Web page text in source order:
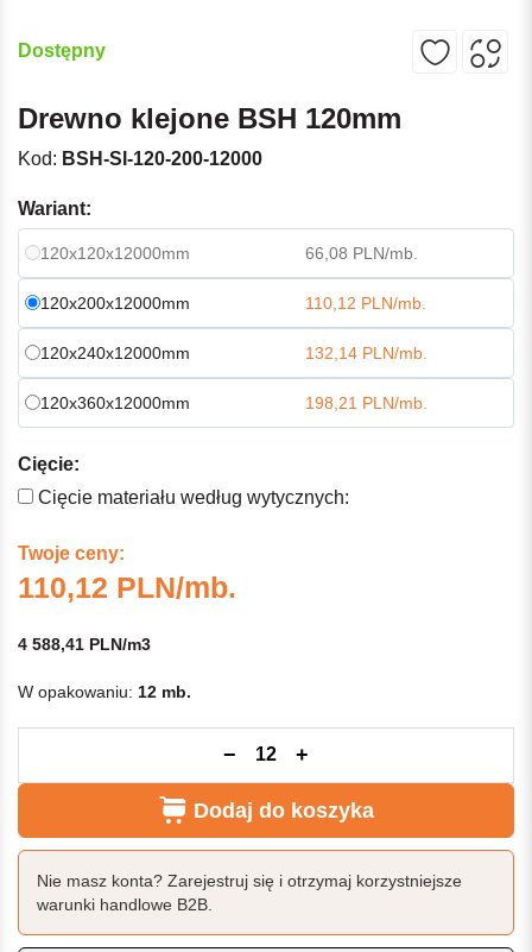
Dostępny
Drewno klejone BSH 120mm
Kod: BSH-SI-120-200-12000
Wariant:
120x120x12000mm 66,08 PLN/mb.
120x200x12000mm 110,12 PLN/mb.
120x240x12000mm 132,14 PLN/mb.
120x360x12000mm 198,21 PLN/mb.
Cięcie:
Cięcie materiału według wytycznych:
Twoje ceny:
110,12 PLN/mb.
4 588,41 PLN/m3
W opakowaniu: 12 mb.
− +
Dodaj do koszyka
Nie masz konta? Zarejestruj się i otrzymaj korzystniejsze
warunki handlowe B2B.